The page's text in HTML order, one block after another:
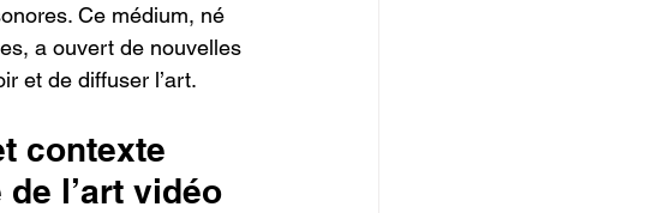
Ce médium, né
a ouvert de nouvelles
et de diffuser l’art.
contexte
l’art vidéo